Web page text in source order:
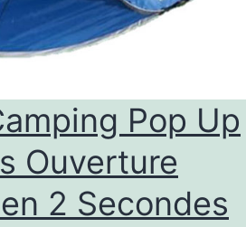
Pop Up
Ouverture
2 Secondes